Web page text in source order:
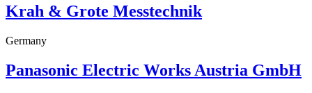
Krah & Grote Messtechnik
Germany
Panasonic Electric Works Austria GmbH